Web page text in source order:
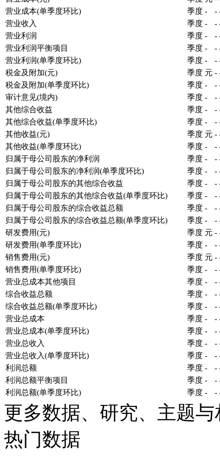
营业成本(单季度环比)
季度 - -
营业收入
季度 - -
营业利润
季度 - -
营业利润平衡项目
季度 - -
营业利润(单季度环比)
季度 - -
税金及附加(元)
季度 元 -
税金及附加(单季度环比)
季度 - -
审计意见(境内)
季度 - -
其他综合收益
季度 - -
其他综合收益(单季度环比)
季度 - -
其他收益(元)
季度 元 -
其他收益(单季度环比)
季度 - -
归属于母公司股东的净利润
季度 - -
归属于母公司股东的净利润(单季度环比)
季度 - -
归属于母公司股东的其他综合收益
季度 - -
归属于母公司股东的其他综合收益(单季度环比)
季度 - -
归属于母公司股东的综合收益总额
季度 - -
归属于母公司股东的综合收益总额(单季度环比)
季度 - -
研发费用(元)
季度 元 -
研发费用(单季度环比)
季度 - -
销售费用(元)
季度 元 -
销售费用(单季度环比)
季度 - -
营业总成本其他项目
季度 - -
综合收益总额
季度 - -
综合收益总额(单季度环比)
季度 - -
营业总成本
季度 - -
营业总成本(单季度环比)
季度 - -
营业总收入
季度 - -
营业总收入(单季度环比)
季度 - -
利润总额
季度 - -
利润总额平衡项目
季度 - -
利润总额(单季度环比)
季度 - -
更多数据、研究、主题
热门数据